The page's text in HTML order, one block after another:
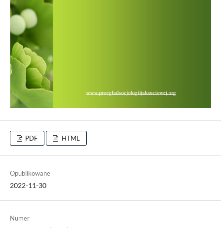
PDF HTML
Opublikowane
2022-11-30
Numer